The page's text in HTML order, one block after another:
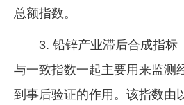
总额指数。
3. 铅锌产业滞后合成指标
与一致指数一起主要用来监测
到事后验证的作用。该指数由